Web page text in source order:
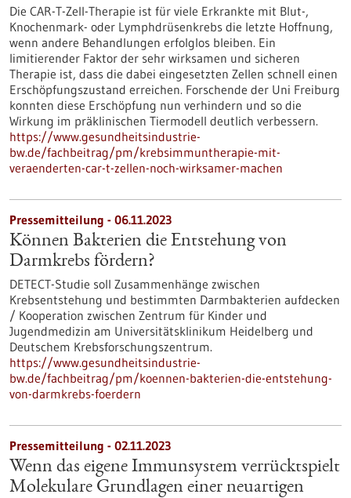
Die CAR-T-Zell-Therapie ist für viele Erkrankte mit Blut-,
Knochenmark- oder Lymphdrüsenkrebs die letzte Hoffnung,
wenn andere Behandlungen erfolglos bleiben. Ein
limitierender Faktor der sehr wirksamen und sicheren
Therapie ist, dass die dabei eingesetzten Zellen schnell einen
Erschöpfungszustand erreichen. Forschende der Uni Freiburg
konnten diese Erschöpfung nun verhindern und so die
Wirkung im präklinischen Tiermodell deutlich verbessern.
https://www.gesundheitsindustrie-
bw.de/fachbeitrag/pm/krebsimmuntherapie-mit-
veraenderten-car-t-zellen-noch-wirksamer-machen
Pressemitteilung - 06.11.2023
Können Bakterien die Entstehung von
Darmkrebs fördern?
DETECT-Studie soll Zusammenhänge zwischen
Krebsentstehung und bestimmten Darmbakterien aufdecken
/ Kooperation zwischen Zentrum für Kinder und
Jugendmedizin am Universitätsklinikum Heidelberg und
Deutschem Krebsforschungszentrum.
https://www.gesundheitsindustrie-
bw.de/fachbeitrag/pm/koennen-bakterien-die-entstehung-
von-darmkrebs-foerdern
Pressemitteilung - 02.11.2023
Wenn das eigene Immunsystem verrücktspielt
Molekulare Grundlagen einer neuartigen